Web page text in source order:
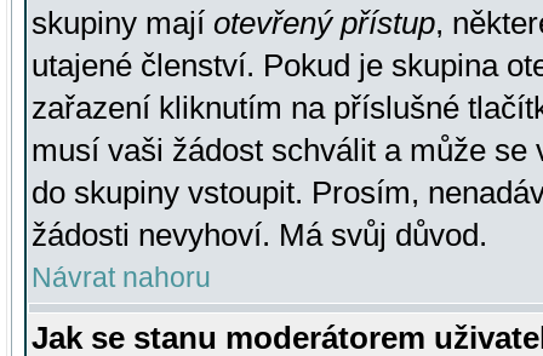
skupiny mají otevřený přístup,
utajené členství. Pokud je skupina
zařazení kliknutím na příslušné
musí vaši žádost schválit a může se
do skupiny vstoupit. Prosím,
žádosti nevyhoví. Má svůj důvod.
Návrat nahoru
Jak se stanu moderátorem